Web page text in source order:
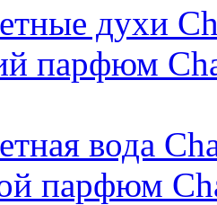
духи
парфюм
вода
парфюм